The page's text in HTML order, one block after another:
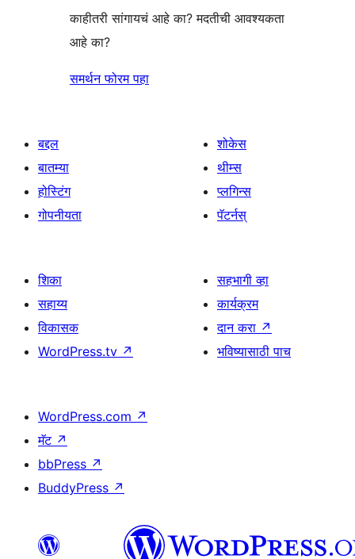
काहीतरी सांगायचं आहे का? मदतीची आवश्यकता
आहे का?
समर्थन फोरम पहा
बद्दल
बातम्या
होस्टिंग
गोपनीयता
शोकेस
थीम्स
प्लगिन्स
पॅटर्नस्
शिका
सहाय्य
विकासक
WordPress.tv ↗
सहभागी व्हा
कार्यक्रम
दान करा ↗
भविष्यासाठी पाच
WordPress.com ↗
मॅट ↗
bbPress ↗
BuddyPress ↗